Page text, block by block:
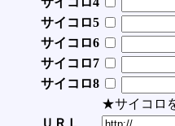
サイコロ5
サイコロ6
サイコロ7
サイコロ8
★サイコロ
ＵＲＬ